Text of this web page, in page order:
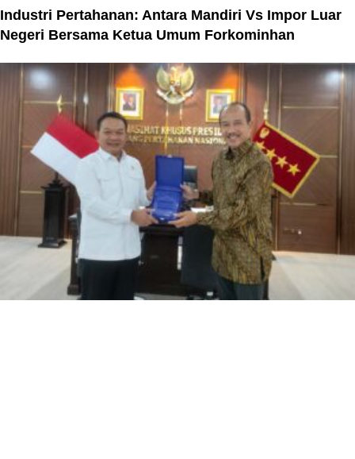
Industri Pertahanan: Antara Mandiri Vs Impor Luar
Negeri Bersama Ketua Umum Forkominhan